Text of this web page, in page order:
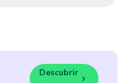
Descubrir